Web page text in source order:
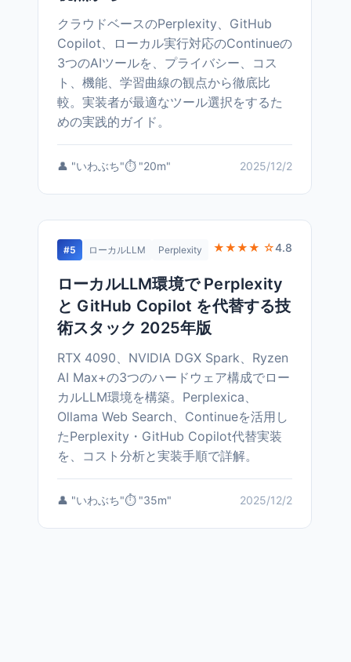
クラウドベースのPerplexity、GitHub
Copilot、ローカル実行対応のContinueの
3つのAIツールを、プライバシー、コス
ト、機能、学習曲線の観点から徹底比
較。実装者が最適なツール選択をするた
めの実践的ガイド。
👤 "いわぶち"⏱️ "20m" 2025/12/2
#5 ローカルLLM Perplexity ★★★★ ☆4.8
ローカルLLM環境で Perplexity
と GitHub Copilot を代替する技
術スタック 2025年版
RTX 4090、NVIDIA DGX Spark、Ryzen
AI Max+の3つのハードウェア構成でロー
カルLLM環境を構築。Perplexica、
Ollama Web Search、Continueを活用し
たPerplexity・GitHub Copilot代替実装
を、コスト分析と実装手順で詳解。
👤 "いわぶち"⏱️ "35m" 2025/12/2